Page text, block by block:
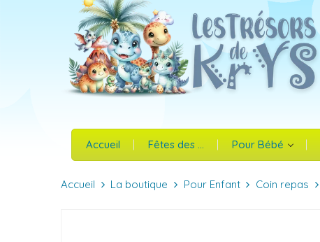
Accueil Fêtes des ... Pour Bébé
Accueil La boutique Pour Enfant Coin repas